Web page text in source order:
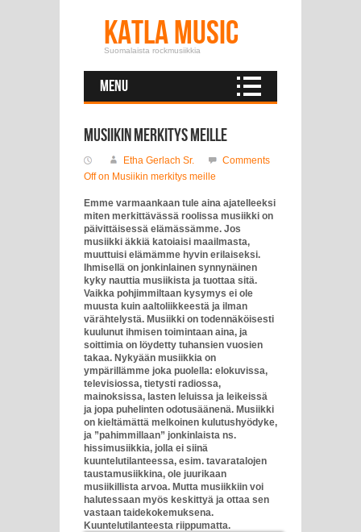
Katla Music
Suomalaista rockmusiikkia
Menu
Musiikin merkitys meille
Etha Gerlach Sr.
Comments
Offon Musiikin merkitys meille
Emme varmaankaan tule aina ajatelleeksi
miten merkittävässä roolissa musiikki on
päivittäisessä elämässämme. Jos
musiikki äkkiä katoiaisi maailmasta,
muuttuisi elämämme hyvin erilaiseksi.
Ihmisellä on jonkinlainen synnynäinen
kyky nauttia musiikista ja tuottaa sitä.
Vaikka pohjimmiltaan kysymys ei ole
muusta kuin aaltoliikkeestä ja ilman
värähtelystä. Musiikki on todennäköisesti
kuulunut ihmisen toimintaan aina, ja
soittimia on löydetty tuhansien vuosien
takaa. Nykyään musiikkia on
ympärillämme joka puolella: elokuvissa,
televisiossa, tietysti radiossa,
mainoksissa, lasten leluissa ja leikeissä
ja jopa puhelinten odotusäänenä. Musiikki
on kieltämättä melkoinen kulutushyödyke,
ja ”pahimmillaan” jonkinlaista ns.
hissimusiikkia, jolla ei siinä
kuuntelutilanteessa, esim. tavaratalojen
taustamusiikkina, ole juurikaan
musiikillista arvoa. Mutta musiikkiin voi
halutessaan myös keskittyä ja ottaa sen
vastaan taidekokemuksena.
Kuuntelutilanteesta riippumatta.